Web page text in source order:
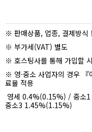
※ 판매상품, 업종, 결제방식
※ 부가세(VAT) 별도
※ 호스팅사를 통해 가입할
※ 영·중소 사업자의 경우 『
료율 적용
영세 0.4%(0.15%) / 중소
중소3 1.45%(1.15%)